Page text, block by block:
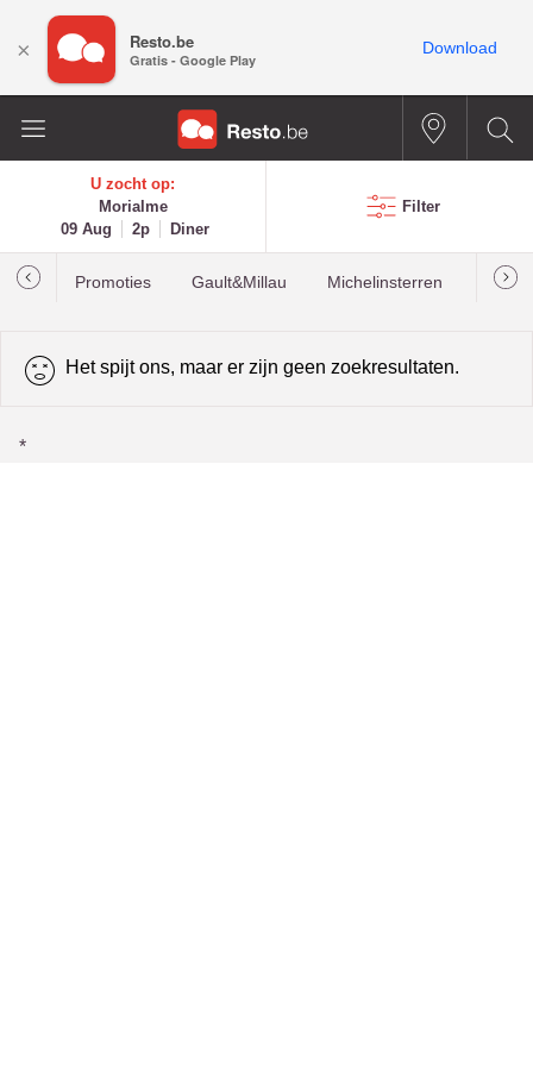
U zocht op:
Morialme
09 Aug
2p Diner
Filter
Promoties Gault&Millau Michelinsterren
Het spijt ons, maar er zijn geen zoekresultaten.
*
× Resto.be
Gratis - Google Play
Download